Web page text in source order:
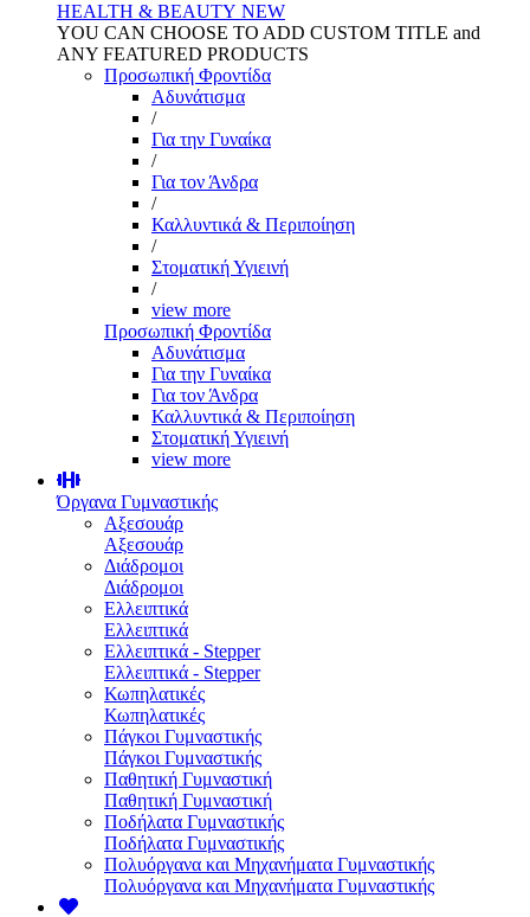
HEALTH & BEAUTY NEW
YOU CAN CHOOSE TO ADD CUSTOM TITLE and
ANY FEATURED PRODUCTS
Προσωπική Φροντίδα
Αδυνάτισμα
/
Για την Γυναίκα
/
Για τον Άνδρα
/
Καλλυντικά & Περιποίηση
/
Στοματική Υγιεινή
/
view more
Προσωπική Φροντίδα
Αδυνάτισμα
Για την Γυναίκα
Για τον Άνδρα
Καλλυντικά & Περιποίηση
Στοματική Υγιεινή
view more
Όργανα Γυμναστικής
Αξεσουάρ
Αξεσουάρ
Διάδρομοι
Διάδρομοι
Ελλειπτικά
Ελλειπτικά
Ελλειπτικά - Stepper
Ελλειπτικά - Stepper
Κωπηλατικές
Κωπηλατικές
Πάγκοι Γυμναστικής
Πάγκοι Γυμναστικής
Παθητική Γυμναστική
Παθητική Γυμναστική
Ποδήλατα Γυμναστικής
Ποδήλατα Γυμναστικής
Πολυόργανα και Μηχανήματα Γυμναστικής
Πολυόργανα και Μηχανήματα Γυμναστικής